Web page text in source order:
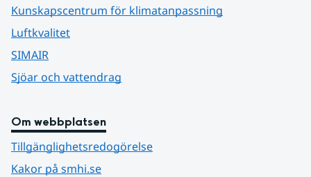
Kunskapscentrum för klimatanpassning
Luftkvalitet
SIMAIR
Sjöar och vattendrag
Om webbplatsen
Tillgänglighetsredogörelse
Kakor på smhi.se